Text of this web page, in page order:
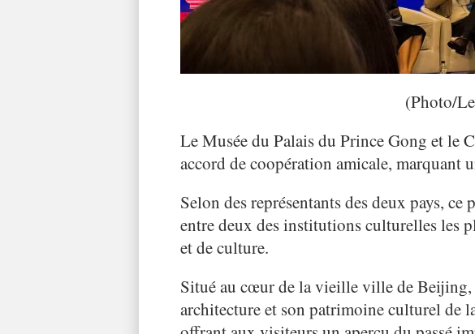
(Photo/
Le Musée du Palais du Prince Gong et le
accord de coopération amicale, marquant
Selon des représentants des deux pays,
entre deux des institutions culturelles les
et de culture.
Situé au cœur de la vieille ville de Beijing,
architecture et son patrimoine culturel de